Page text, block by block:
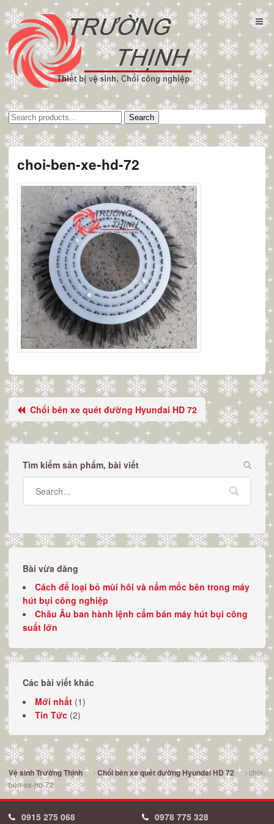
Tìm
kiếm:
Search
choi-ben-xe-hd-72
Chổi bên xe quét đường Hyundai HD 72
Tìm kiếm sản phẩm, bài viết
Bài vừa đăng
Cách để loại bỏ mùi hôi và nấm mốc bên trong máy
hút bụi công nghiệp
Châu Âu ban hành lệnh cấm bán máy hút bụi công
suất lớn
Các bài viết khác
Mới nhất(1)
Tin Tức(2)
Vệ sinh Trường Thịnh Chổi bên xe quét đường Hyundai HD 72
choi-
ben-xe-hd-72
0915 275 068 0978 775 328